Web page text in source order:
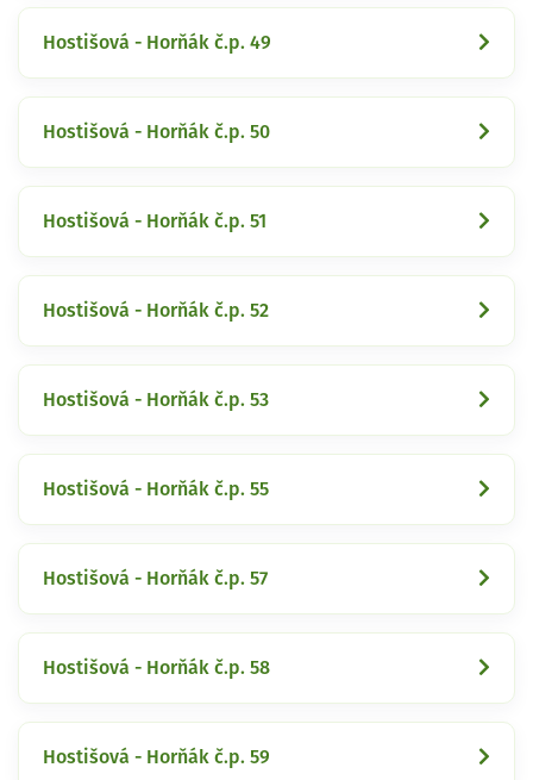
Hostišová - Horňák č.p. 49
Hostišová - Horňák č.p. 50
Hostišová - Horňák č.p. 51
Hostišová - Horňák č.p. 52
Hostišová - Horňák č.p. 53
Hostišová - Horňák č.p. 55
Hostišová - Horňák č.p. 57
Hostišová - Horňák č.p. 58
Hostišová - Horňák č.p. 59